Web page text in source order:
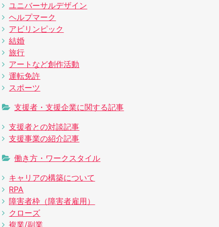
ユニバーサルデザイン
ヘルプマーク
アビリンピック
結婚
旅行
アートなど創作活動
運転免許
スポーツ
支援者・支援企業に関する記事
支援者との対談記事
支援事業の紹介記事
働き方・ワークスタイル
キャリアの構築について
RPA
障害者枠（障害者雇用）
クローズ
複業/副業